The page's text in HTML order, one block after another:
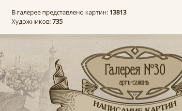
В галерее представлено картин: 13813
Художников:735